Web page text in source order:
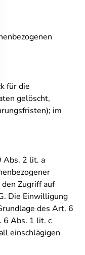
für die
gelöscht,
im
Abs. 2 lit. a
Zugriff auf
Die Einwilligung
des Art. 6
6 Abs. 1 lit. c
einschlägigen